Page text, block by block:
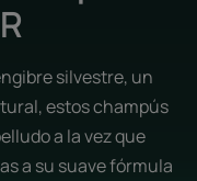
silvestre, un
estos champús
a la vez que
a su suave fórmula